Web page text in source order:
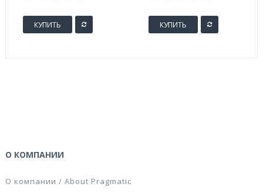
КУПИТЬ КУПИТЬ
О КОМПАНИИ
О компании / About Pragmatic